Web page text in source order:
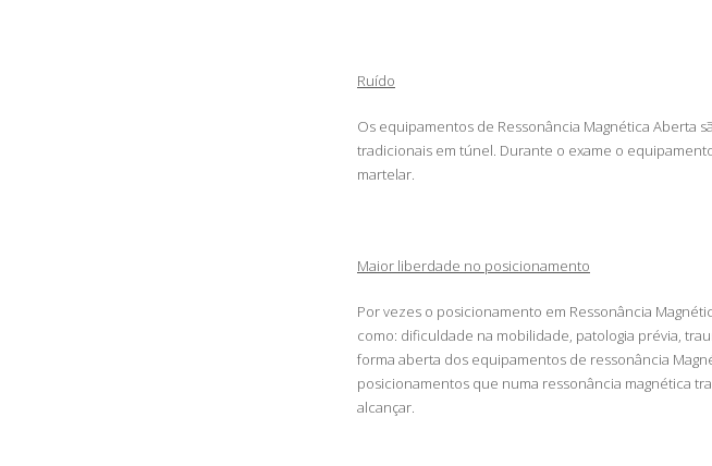
Ruído
Os equipamentos de Ressonância Magnética Aberta
tradicionais em túnel. Durante o exame o
martelar.
Maior liberdade no posicionamento
Por vezes o posicionamento em Ressonância
como: dificuldade na mobilidade, patologia prévia,
forma aberta dos equipamentos de ressonância
posicionamentos que numa ressonância magnética
alcançar.